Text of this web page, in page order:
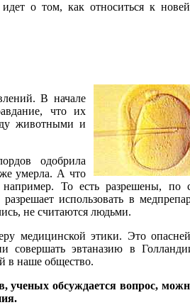
о том, как относиться к
В начале
что их
животными и
одобрила
умерла. А что
То есть разрешены, по
использовать в
не считаются людьми.
медицинской этики. Это
совершать эвтаназию в
в наше общество.
ученых обсуждается вопрос,